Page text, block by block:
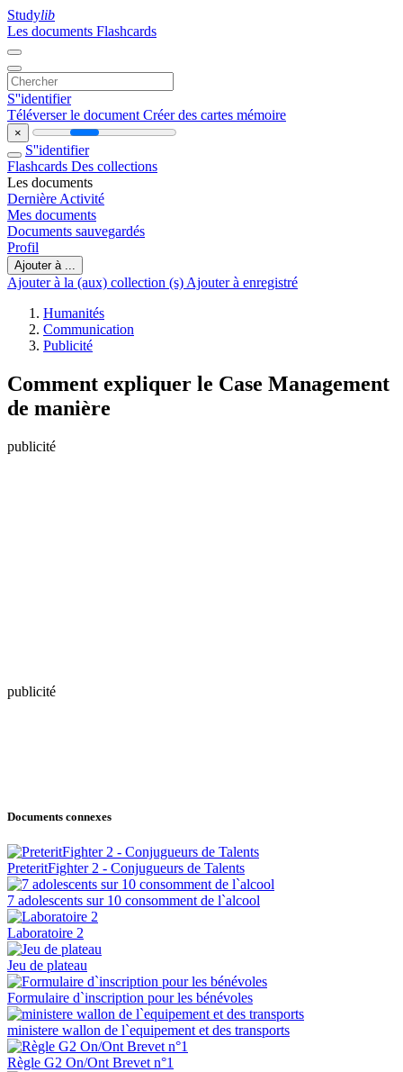
Studylib
Les documents Flashcards
S''identifier
Téléverser le document Créer des cartes mémoire
×
S''identifier
Flashcards Des collections
Les documents
Dernière Activité
Mes documents
Documents sauvegardés
Profil
Ajouter à ...
Ajouter à la (aux) collection (s) Ajouter à enregistré
Humanités
Communication
Publicité
Comment expliquer le Case Management
de manière
publicité
publicité
Documents connexes
PreteritFighter 2 - Conjugueurs de Talents
7 adolescents sur 10 consomment de l`alcool
Laboratoire 2
Jeu de plateau
Formulaire d`inscription pour les bénévoles
ministere wallon de l`equipement et des transports
Règle G2 On/Ont Brevet n°1